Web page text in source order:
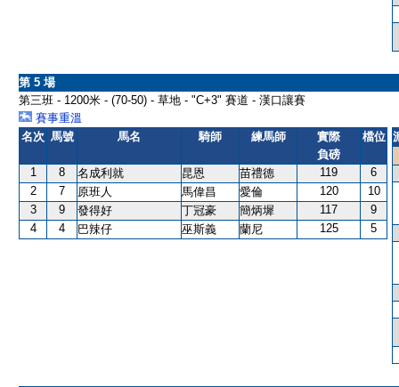
第 5 場
第三班 - 1200米 - (70-50) - 草地 - "C+3" 賽道 - 漢口讓賽
賽事重溫
名次 馬號 馬名 騎師 練馬師
實際
負磅
檔位
1 8 名成利就 昆恩 苗禮德 119
6
2
7 原班人 馬偉昌 愛倫 120
10
3
9 發得好 丁冠豪 簡炳墀 117
9
4
4 巴辣仔 巫斯義 蘭尼 125 5